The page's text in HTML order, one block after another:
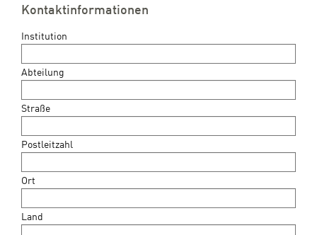
Kontaktinformationen
Institution
Abteilung
Straße
Postleitzahl
Ort
Land